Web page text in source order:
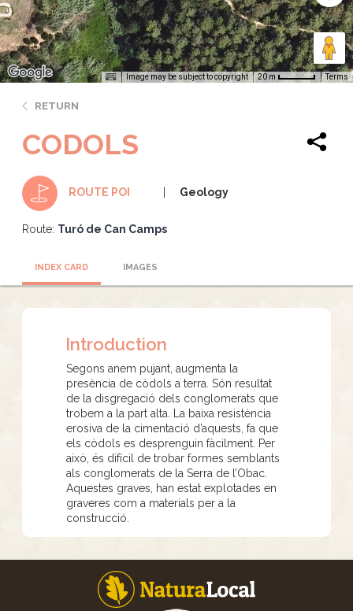
Image may be subject to copyright 20 m Terms
RETURN
CODOLS
ROUTE POI Geology
Route: Turó de Can Camps
INDEX CARD IMAGES
Introduction
Segons anem pujant, augmenta la
presència de còdols a terra. Són resultat
de la disgregació dels conglomerats que
trobem a la part alta. La baixa resistència
erosiva de la cimentació d’aquests, fa que
els còdols es desprenguin fàcilment. Per
això, és difícil de trobar formes semblants
als conglomerats de la Serra de l’Obac.
Aquestes graves, han estat explotades en
graveres com a materials per a la
construcció.